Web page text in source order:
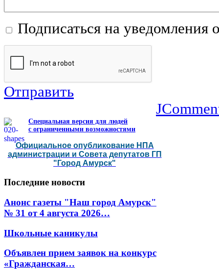
Подписаться на уведомления
Отправить
Специальная версия для людей
с ограниченными возможностями
Официальное опубликование НПА
администрации и Совета депутатов ГП
"Город Амурск"
Последние новости
Анонс газеты "Наш город Амурск"
№ 31 от 4 августа 2026…
Школьные каникулы
Объявлен прием заявок на конкурс
«Гражданская…